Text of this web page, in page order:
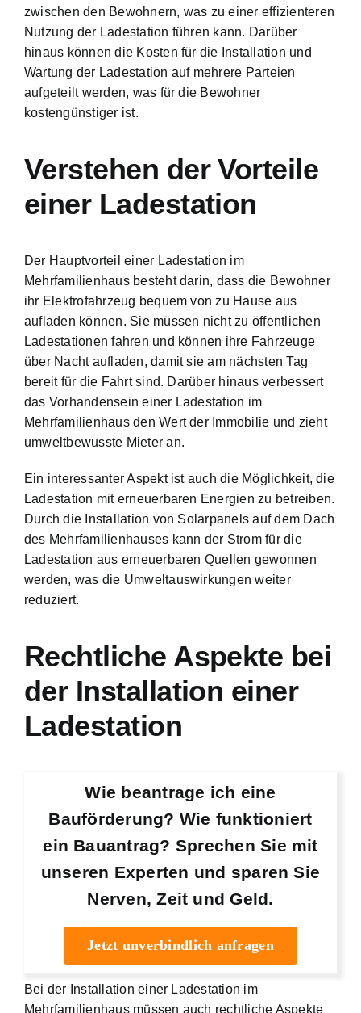
zwischen den Bewohnern, was zu einer effizienteren
Nutzung der Ladestation führen kann. Darüber
hinaus können die Kosten für die Installation und
Wartung der Ladestation auf mehrere Parteien
aufgeteilt werden, was für die Bewohner
kostengünstiger ist.
Verstehen der Vorteile
einer Ladestation
Der Hauptvorteil einer Ladestation im
Mehrfamilienhaus besteht darin, dass die Bewohner
ihr Elektrofahrzeug bequem von zu Hause aus
aufladen können. Sie müssen nicht zu öffentlichen
Ladestationen fahren und können ihre Fahrzeuge
über Nacht aufladen, damit sie am nächsten Tag
bereit für die Fahrt sind. Darüber hinaus verbessert
das Vorhandensein einer Ladestation im
Mehrfamilienhaus den Wert der Immobilie und zieht
umweltbewusste Mieter an.
Ein interessanter Aspekt ist auch die Möglichkeit, die
Ladestation mit erneuerbaren Energien zu betreiben.
Durch die Installation von Solarpanels auf dem Dach
des Mehrfamilienhauses kann der Strom für die
Ladestation aus erneuerbaren Quellen gewonnen
werden, was die Umweltauswirkungen weiter
reduziert.
Rechtliche Aspekte bei
der Installation einer
Ladestation
Wie beantrage ich eine
Bauförderung? Wie funktioniert
ein Bauantrag? Sprechen Sie mit
unseren Experten und sparen Sie
Nerven, Zeit und Geld.
Jetzt unverbindlich anfragen
Bei der Installation einer Ladestation im
Mehrfamilienhaus müssen auch rechtliche Aspekte